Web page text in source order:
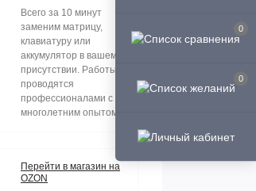
0
0
Всего за 10 минут
заменим матрицу,
клавиатуру или
аккумулятор в вашем
присутствии. Работы
проводятся
профессионалами с
многолетним опытом.
Перейти в магазин на
OZON